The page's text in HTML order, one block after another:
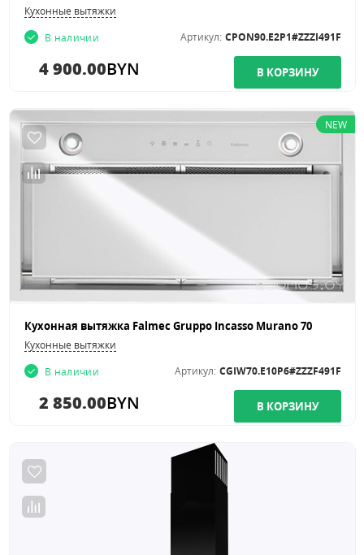
Кухонные вытяжки
В наличии
Артикул: CPON90.E2P1#ZZZI491F
4 900.00BYN
NEW
Кухонная вытяжка Falmec Gruppo Incasso Murano 70
Кухонные вытяжки
В наличии
Артикул: CGIW70.E10P6#ZZZF491F
2 850.00BYN